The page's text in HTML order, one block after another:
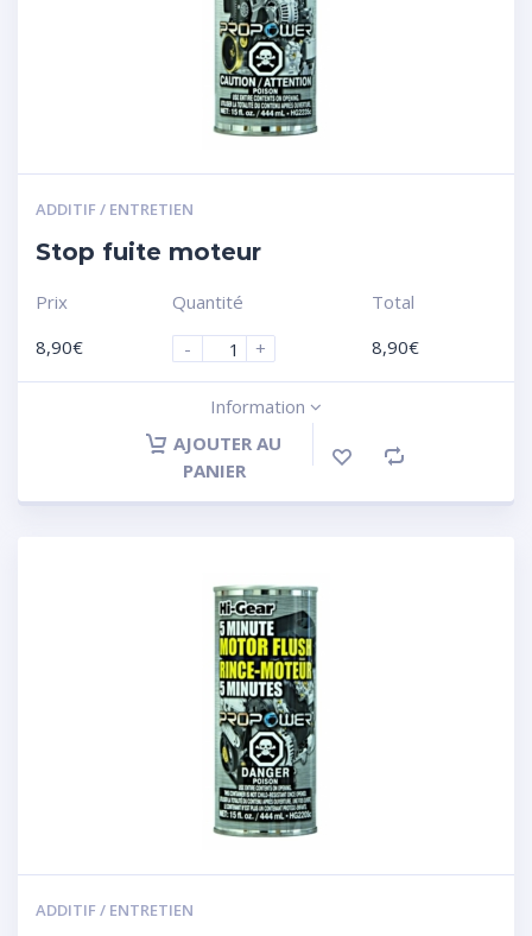
ADDITIF / ENTRETIEN
Stop fuite moteur
Prix
8,90€
Quantité
-
+
Total
8,90€
Information
AJOUTER AU
PANIER
ADDITIF / ENTRETIEN